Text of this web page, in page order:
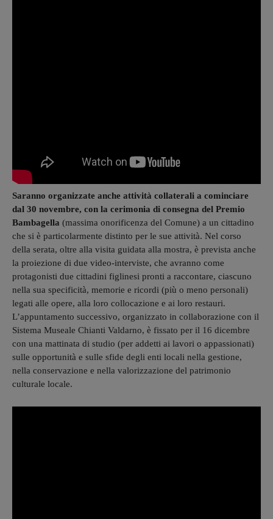
Saranno organizzate anche attività collaterali a cominciare
dal 30 novembre, con la cerimonia di consegna del Premio
Bambagella (massima onorificenza del Comune) a un cittadino
che si è particolarmente distinto per le sue attività. Nel corso
della serata, oltre alla visita guidata alla mostra, è prevista anche
la proiezione di due video-interviste, che avranno come
protagonisti due cittadini figlinesi pronti a raccontare, ciascuno
nella sua specificità, memorie e ricordi (più o meno personali)
legati alle opere, alla loro collocazione e ai loro restauri.
L’appuntamento successivo, organizzato in collaborazione con il
Sistema Museale Chianti Valdarno, è fissato per il 16 dicembre
con una mattinata di studio (per addetti ai lavori o appassionati)
sulle opportunità e sulle sfide degli enti locali nella gestione,
nella conservazione e nella valorizzazione del patrimonio
culturale locale.